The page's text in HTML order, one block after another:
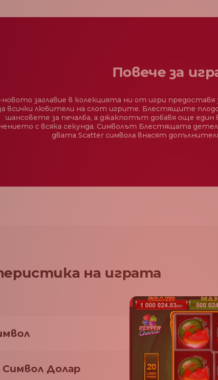
Повече за
заглавие в колекцията ни от игри предoставя
всички любители на слот игрите. Блестящите
шансовете за печалба, а джакпотът добавя още
с всяка секунда. Символът Блестящата
двата Scatter символа внасят
на играта
Символ Долар